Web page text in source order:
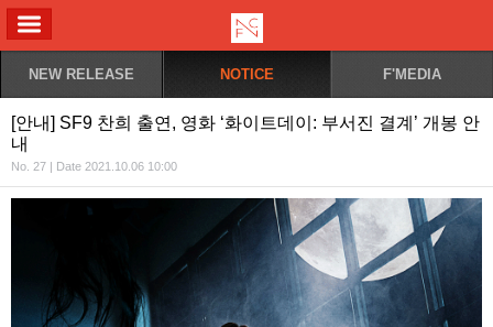
NEW RELEASE NOTICE F'MEDIA
[안내] SF9 찬희 출연, 영화 ‘화이트데이: 부서진 결계’ 개봉 안
내
No. 27 | Date 2021.10.06 10:00